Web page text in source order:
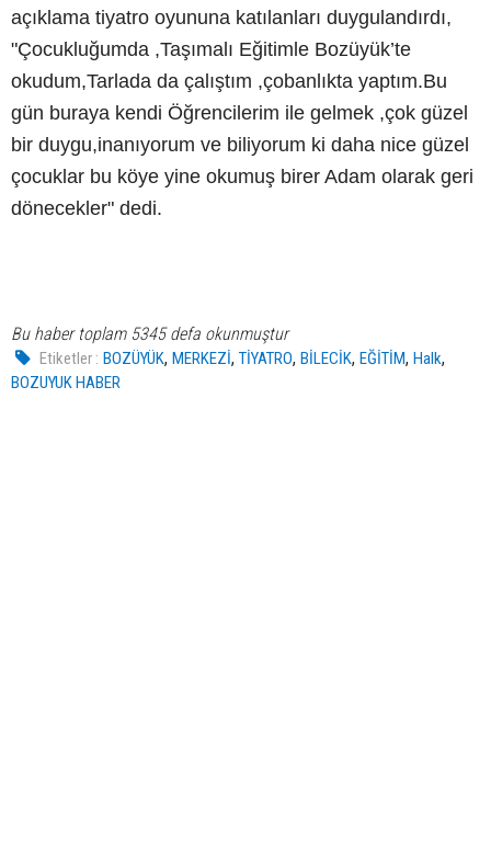
açıklama tiyatro oyununa katılanları duygulandırdı,
"Çocukluğumda ,Taşımalı Eğitimle Bozüyük’te
okudum,Tarlada da çalıştım ,çobanlıkta yaptım.Bu
gün buraya kendi Öğrencilerim ile gelmek ,çok güzel
bir duygu,inanıyorum ve biliyorum ki daha nice güzel
çocuklar bu köye yine okumuş birer Adam olarak geri
dönecekler" dedi.
Bu haber toplam 5345 defa okunmuştur
Etiketler : BOZÜYÜK,MERKEZİ,TİYATRO,BİLECİK,EĞİTİM,Halk,
BOZUYUK HABER